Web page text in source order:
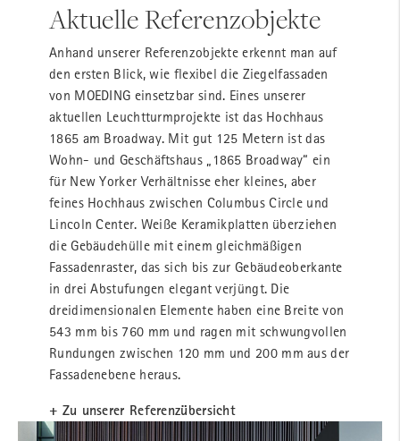
Aktuelle Referenzobjekte
Anhand unserer Referenzobjekte erkennt man auf
den ersten Blick, wie flexibel die Ziegelfassaden
von MOEDING einsetzbar sind. Eines unserer
aktuellen Leuchtturmprojekte ist das Hochhaus
1865 am Broadway. Mit gut 125 Metern ist das
Wohn- und Geschäftshaus „1865 Broadway“ ein
für New Yorker Verhältnisse eher kleines, aber
feines Hochhaus zwischen Columbus Circle und
Lincoln Center. Weiße Keramikplatten überziehen
die Gebäudehülle mit einem gleichmäßigen
Fassadenraster, das sich bis zur Gebäudeoberkante
in drei Abstufungen elegant verjüngt. Die
dreidimensionalen Elemente haben eine Breite von
543 mm bis 760 mm und ragen mit schwungvollen
Rundungen zwischen 120 mm und 200 mm aus der
Fassadenebene heraus.
+ Zu unserer Referenzübersicht